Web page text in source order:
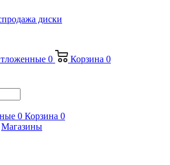
диски
0 Корзина 0
0 Корзина 0
Магазины